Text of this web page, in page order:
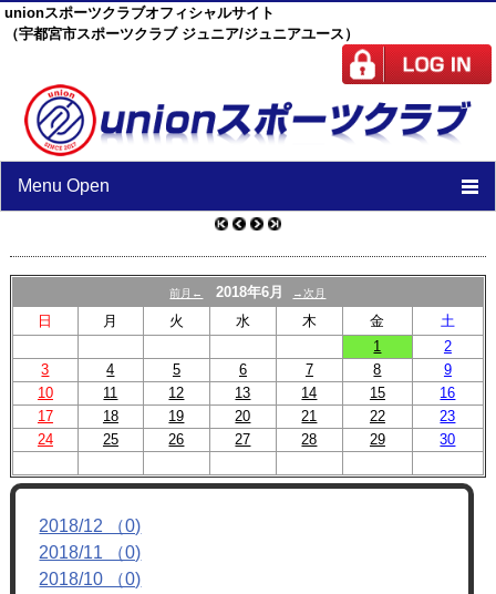
unionスポーツクラブオフィシャルサイト
（宇都宮市スポーツクラブ ジュニア/ジュニアユース）
Menu Open
TOP
ニュース
スケジュール
スタッフ
施設紹介
前月← 2018年6月 →次月
日 月 火 水 木 金
土
1
2
3
4 5 6 7 8
9
10
11 12 13 14 15
16
17
18 19 20 21 22
23
24
25 26 27 28 29 30
2018/12 （0)
2018/11 （0)
2018/10 （0)